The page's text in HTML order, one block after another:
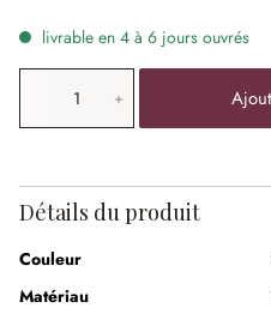
livrable en 4 à 6 jours ouvrés
Quantité de produit:
Détails du produit
Couleur
Matériau